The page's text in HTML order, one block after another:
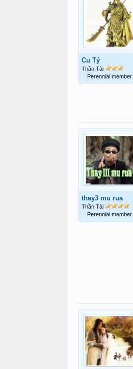
Cu Tý
Thần Tài
Perennial member
thay3 mu rua
Thần Tài
Perennial member